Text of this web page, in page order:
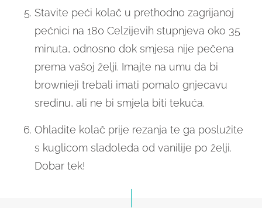
Stavite peći kolač u prethodno zagrijanoj
pećnici na 180 Celzijevih stupnjeva oko 35
minuta, odnosno dok smjesa nije pečena
prema vašoj želji. Imajte na umu da bi
brownieji trebali imati pomalo gnjecavu
sredinu, ali ne bi smjela biti tekuća.
Ohladite kolač prije rezanja te ga poslužite
s kuglicom sladoleda od vanilije po želji.
Dobar tek!